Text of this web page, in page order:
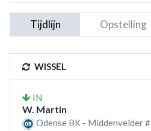
Tijdlijn Opstelling
WISSEL
IN
W. Martin
Odense BK - Middenvelder #